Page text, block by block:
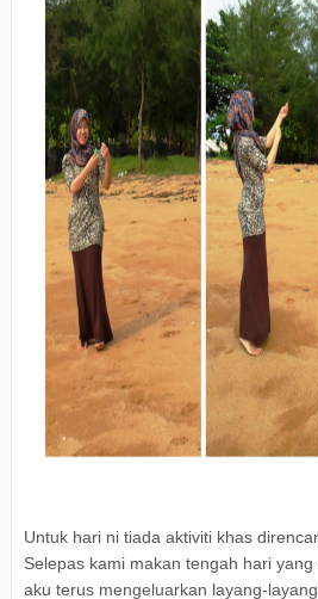
Untuk hari ni tiada aktiviti khas
Selepas kami makan tengah hari yang
aku terus mengeluarkan layang-